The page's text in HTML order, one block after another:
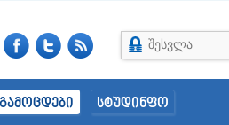
შესვლა
გამოცდები სტუდინფო